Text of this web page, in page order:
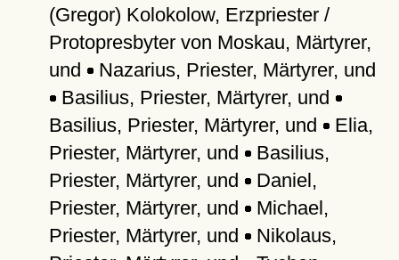
(Gregor) Kolokolow, Erzpriester /
Protopresbyter von Moskau, Märtyrer,
und Nazarius, Priester, Märtyrer, und
Basilius, Priester, Märtyrer, und
Basilius, Priester, Märtyrer, und Elia,
Priester, Märtyrer, und Basilius,
Priester, Märtyrer, und Daniel,
Priester, Märtyrer, und Michael,
Priester, Märtyrer, und Nikolaus,